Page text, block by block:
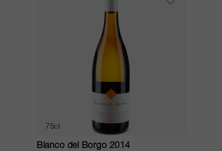
75cl
Bianco del Borgo 2014